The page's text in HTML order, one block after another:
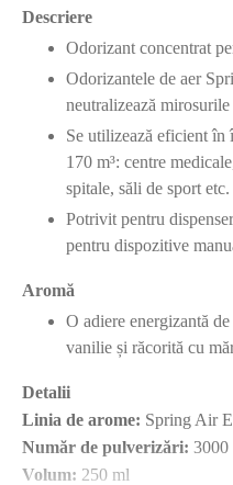
Descriere
Odorizant concentrat
Odorizantele de aer
neutralizează mirosurile
Se utilizează eficient în
170 m³: centre
spitale, săli de sport etc.
Potrivit pentru
pentru dispozitive
Aromă
O adiere energizantă
vanilie și răcorită cu
Detalii
Linia de arome: Spring Air
Număr de pulverizări: 3000
Volum: 250 ml